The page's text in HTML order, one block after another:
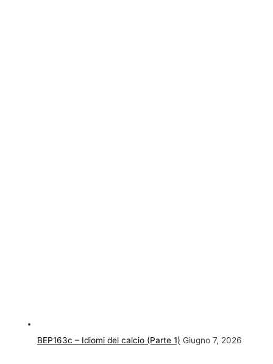
BEP163c – Idiomi del calcio (Parte 1) Giugno 7, 2026